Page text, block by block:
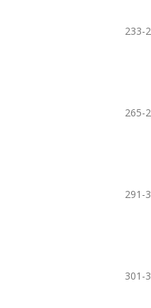
233-
265-
291-
301-